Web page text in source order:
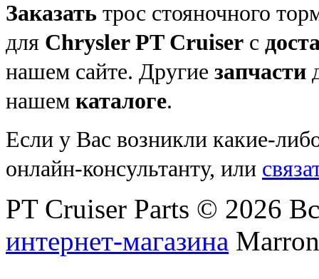
Заказать трос стояночного
для Chrysler PT Cruiser с
нашем сайте. Другие запчасти
нашем каталоге.
Если у Вас возникли какие-
онлайн-консультанту, или
PT Cruiser Parts © 2026
интернет-магазина